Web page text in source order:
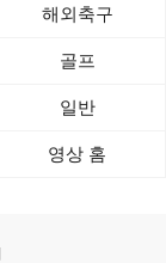
해외축구
골프
일반
영상 홈